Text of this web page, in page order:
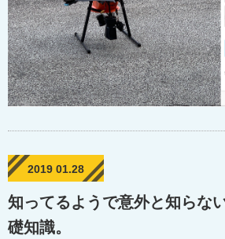
2019 01.28
知ってるようで意外と知らな
礎知識。